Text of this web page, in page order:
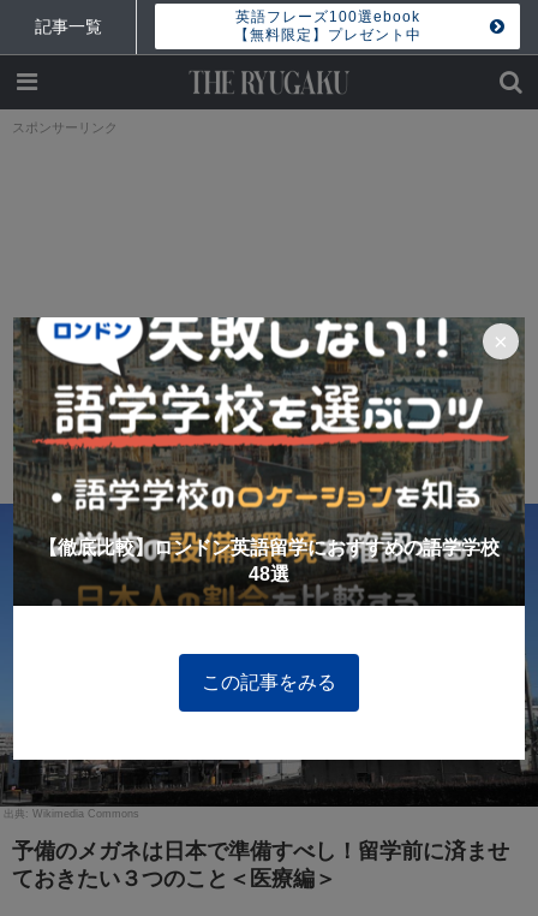
記事一覧
英語フレーズ100選ebook
【無料限定】プレゼント中
スポンサーリンク
Wikimedia Commons
予備のメガネは日本で準備すべし！留学前に済ませ
ておきたい３つのこと＜医療編＞
×
【徹底比較】ロンドン英語留学におすすめの語学学校
48選
この記事をみる